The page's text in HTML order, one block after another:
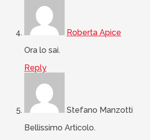
Roberta Apice
Ora lo sai.
Reply
Stefano Manzotti
Bellissimo Articolo.